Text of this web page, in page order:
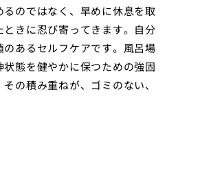
のではなく、早めに休息を取
きに忍び寄ってきます。自分
あるセルフケアです。風呂場
態を健やかに保つための強固
の積み重ねが、ゴミのない、